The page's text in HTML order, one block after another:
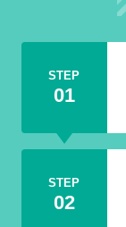
STEP
01
STEP
02